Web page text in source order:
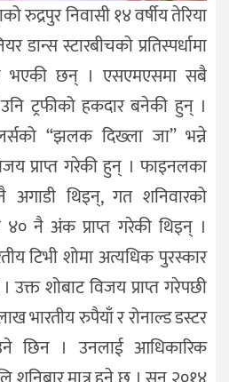
रुद्रपुर निवासी १४ वर्षीय तेरिया
डान्स स्टारबीचको प्रतिस्पर्धामा
भएकी छन् । एसएमएसमा सबै
उनि ट्रफीको हकदार बनेकी हुन् ।
“झलक दिख्ला जा” भन्ने
प्राप्त गरेकी हुन् । फाइनलका
अगाडी थिइन्, गत शनिवारको
नै अंक प्राप्त गरेकी थिइन् ।
टिभी शोमा अत्यधिक पुरस्कार
उक्त शोबाट विजय प्राप्त गरेपछी
भारतीय रुपैयाँ र रोनाल्ड डस्टर
छिन । उनलाई आधिकारिक